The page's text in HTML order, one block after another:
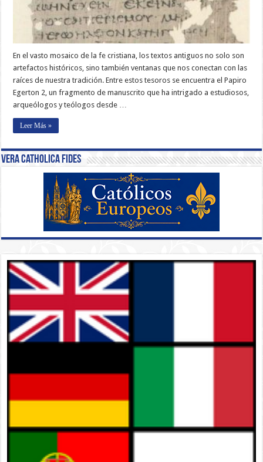
En el vasto mosaico de la fe cristiana, los textos antiguos no solo son
artefactos históricos, sino también ventanas que nos conectan con las
raíces de nuestra tradición. Entre estos tesoros se encuentra el Papiro
Egerton 2, un fragmento de manuscrito que ha intrigado a estudiosos,
arqueólogos y teólogos desde …
Leer Más »
Vera Catholica Fides